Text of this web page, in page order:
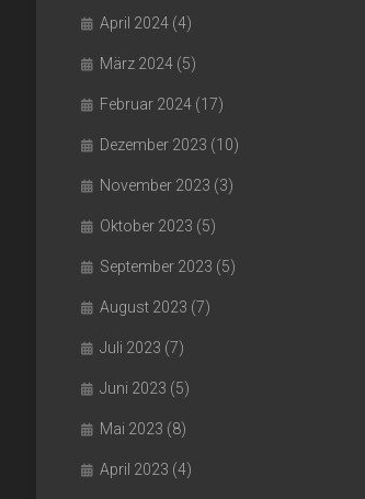
April 2024 (4)
März 2024 (5)
Februar 2024 (17)
Dezember 2023 (10)
November 2023 (3)
Oktober 2023 (5)
September 2023 (5)
August 2023 (7)
Juli 2023 (7)
Juni 2023 (5)
Mai 2023 (8)
April 2023 (4)